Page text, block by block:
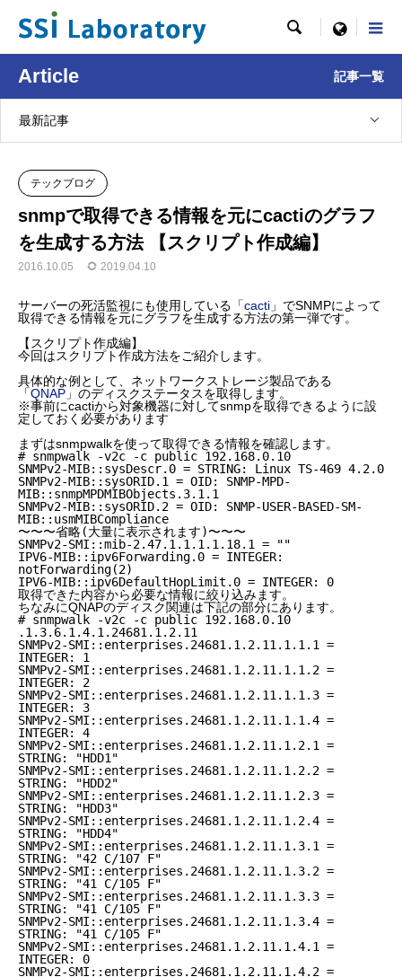
 menu
Article 記事一覧
最新記事
テックブログ
snmpで取得できる情報を元にcactiのグラフ
を生成する方法 【スクリプト作成編】
2016.10.05 2019.04.10
サーバーの死活監視にも使用している「cacti 」でSNMPによって
取得できる情報を元にグラフを生成する方法の第一弾です。
【スクリプト作成編】
今回はスクリプト作成方法をご紹介します。
具体的な例として、ネットワークストレージ製品である
「QNAP 」のディスクステータスを取得します。
※事前にcactiから対象機器に対してsnmpを取得できるように設
定しておく必要があります
まずはsnmpwalkを使って取得できる情報を確認します。
# snmpwalk -v2c -c public 192.168.0.10
SNMPv2-MIB::sysDescr.0 = STRING: Linux TS-469 4.2.0
SNMPv2-MIB::sysORID.1 = OID: SNMP-MPD-
MIB::snmpMPDMIBObjects.3.1.1
SNMPv2-MIB::sysORID.2 = OID: SNMP-USER-BASED-SM-
MIB::usmMIBCompliance
〜〜〜省略(大量に表示されます)〜〜〜
SNMPv2-SMI::mib-2.47.1.1.1.1.18.1 = ""
IPV6-MIB::ipv6Forwarding.0 = INTEGER:
notForwarding(2)
IPV6-MIB::ipv6DefaultHopLimit.0 = INTEGER: 0
取得できた内容から必要な情報に絞り込みます。
ちなみにQNAPのディスク関連は下記の部分にあります。
# snmpwalk -v2c -c public 192.168.0.10
.1.3.6.1.4.1.24681.1.2.11
SNMPv2-SMI::enterprises.24681.1.2.11.1.1.1 =
INTEGER: 1
SNMPv2-SMI::enterprises.24681.1.2.11.1.1.2 =
INTEGER: 2
SNMPv2-SMI::enterprises.24681.1.2.11.1.1.3 =
INTEGER: 3
SNMPv2-SMI::enterprises.24681.1.2.11.1.1.4 =
INTEGER: 4
SNMPv2-SMI::enterprises.24681.1.2.11.1.2.1 =
STRING: "HDD1"
SNMPv2-SMI::enterprises.24681.1.2.11.1.2.2 =
STRING: "HDD2"
SNMPv2-SMI::enterprises.24681.1.2.11.1.2.3 =
STRING: "HDD3"
SNMPv2-SMI::enterprises.24681.1.2.11.1.2.4 =
STRING: "HDD4"
SNMPv2-SMI::enterprises.24681.1.2.11.1.3.1 =
STRING: "42 C/107 F"
SNMPv2-SMI::enterprises.24681.1.2.11.1.3.2 =
STRING: "41 C/105 F"
SNMPv2-SMI::enterprises.24681.1.2.11.1.3.3 =
STRING: "41 C/105 F"
SNMPv2-SMI::enterprises.24681.1.2.11.1.3.4 =
STRING: "41 C/105 F"
SNMPv2-SMI::enterprises.24681.1.2.11.1.4.1 =
INTEGER: 0
SNMPv2-SMI::enterprises.24681.1.2.11.1.4.2 =